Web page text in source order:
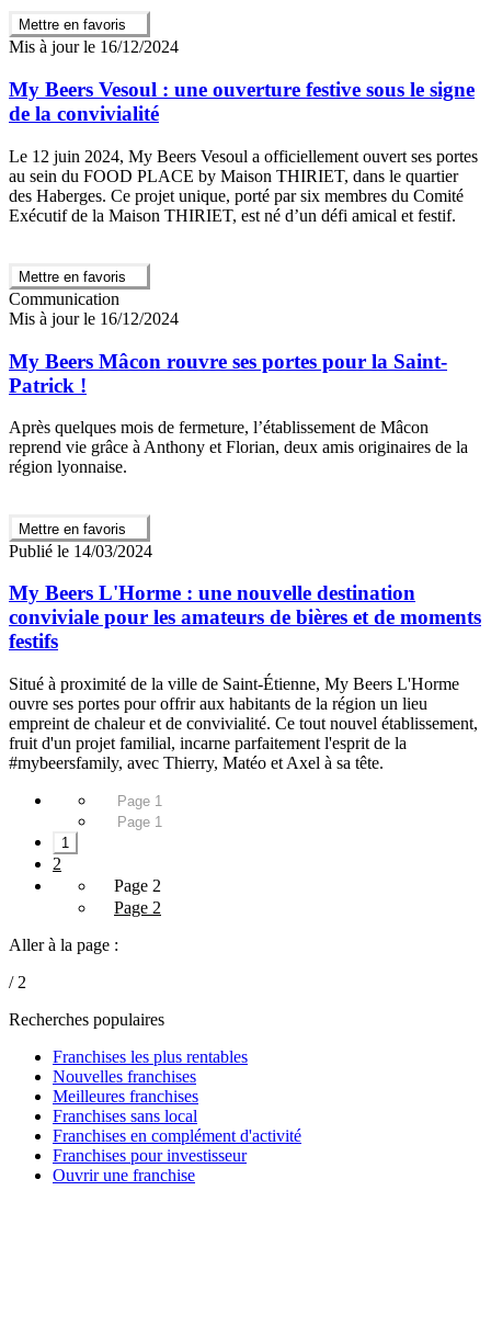
Mettre en favoris
Mis à jour le 16/12/2024
My Beers Vesoul : une ouverture festive sous le signe
de la convivialité
Le 12 juin 2024, My Beers Vesoul a officiellement ouvert ses portes
au sein du FOOD PLACE by Maison THIRIET, dans le quartier
des Haberges. Ce projet unique, porté par six membres du Comité
Exécutif de la Maison THIRIET, est né d’un défi amical et festif.
Mettre en favoris
Communication
Mis à jour le 16/12/2024
My Beers Mâcon rouvre ses portes pour la Saint-
Patrick !
Après quelques mois de fermeture, l’établissement de Mâcon
reprend vie grâce à Anthony et Florian, deux amis originaires de la
région lyonnaise.
Mettre en favoris
Publié le 14/03/2024
My Beers L'Horme : une nouvelle destination
conviviale pour les amateurs de bières et de moments
festifs
Situé à proximité de la ville de Saint-Étienne, My Beers L'Horme
ouvre ses portes pour offrir aux habitants de la région un lieu
empreint de chaleur et de convivialité. Ce tout nouvel établissement,
fruit d'un projet familial, incarne parfaitement l'esprit de la
#mybeersfamily, avec Thierry, Matéo et Axel à sa tête.
Page 1
Page 1
1
2
Page 2
Page 2
Aller à la page :
/ 2
Recherches populaires
Franchises les plus rentables
Nouvelles franchises
Meilleures franchises
Franchises sans local
Franchises en complément d'activité
Franchises pour investisseur
Ouvrir une franchise